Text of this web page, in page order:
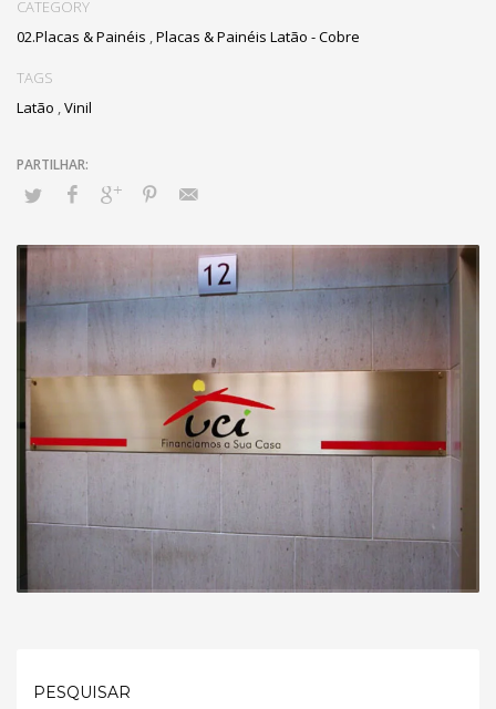
CATEGORY
02.Placas & Painéis ,Placas & Painéis Latão - Cobre
TAGS
Latão ,Vinil
PESQUISAR